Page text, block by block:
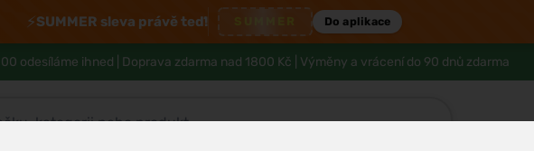
⚡SUMMER sleva právě teď! Do aplikace
odesíláme ihned | Doprava zdarma nad 1800 Kč | Výměny a vrácení do 90 dnů zdarma